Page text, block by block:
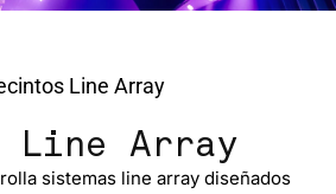
Line Array
Line Array
sistemas line array diseñados